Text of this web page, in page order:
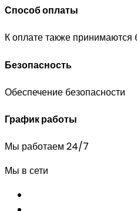
Способ оплаты
К оплате также принимаются
Безопасность
Обеспечение безопасности
График работы
Мы работаем 24/7
Мы в сети